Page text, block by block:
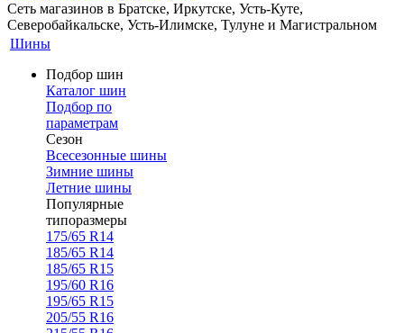
Сеть магазинов в Братске, Иркутске, Усть-Куте,
Северобайкальске, Усть-Илимске, Тулуне и Магистральном
Шины
Подбор шин
Каталог шин
Подбор по
параметрам
Сезон
Всесезонные шины
Зимние шины
Летние шины
Популярные
типоразмеры
175/65 R14
185/65 R14
185/65 R15
195/60 R16
195/65 R15
205/55 R16